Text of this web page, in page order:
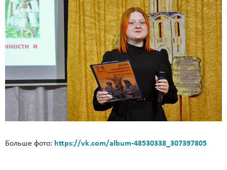
Больше фото: https://vk.com/album-48530338_307397805